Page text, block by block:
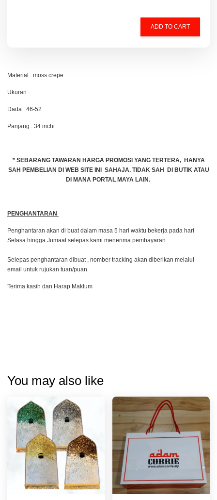
ADD TO CART
Material : moss crepe
Ukuran :
Dada : 46-52
Panjang : 34 inchi
* SEBARANG TAWARAN HARGA PROMOSI YANG TERTERA, HANYA
SAH PEMBELIAN DI WEB SITE INI SAHAJA. TIDAK SAH DI BUTIK ATAU
DI MANA PORTAL MAYA LAIN.
PENGHANTARAN
Penghantaran akan di buat dalam masa 5 hari waktu bekerja pada hari
Selasa hingga Jumaat selepas kami menerima pembayaran.
Selepas penghantaran dibuat , nomber tracking akan diberikan melalui
email untuk rujukan tuan/puan.
Terima kasih dan Harap Maklum
You may also like